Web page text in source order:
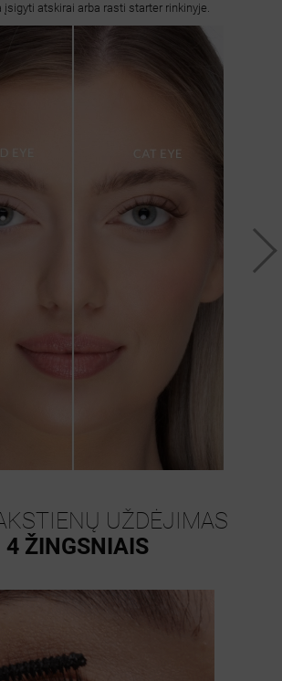
atskirai arba rasti starter rinkinyje.
UŽDĖJIMAS
4 ŽINGSNIAIS